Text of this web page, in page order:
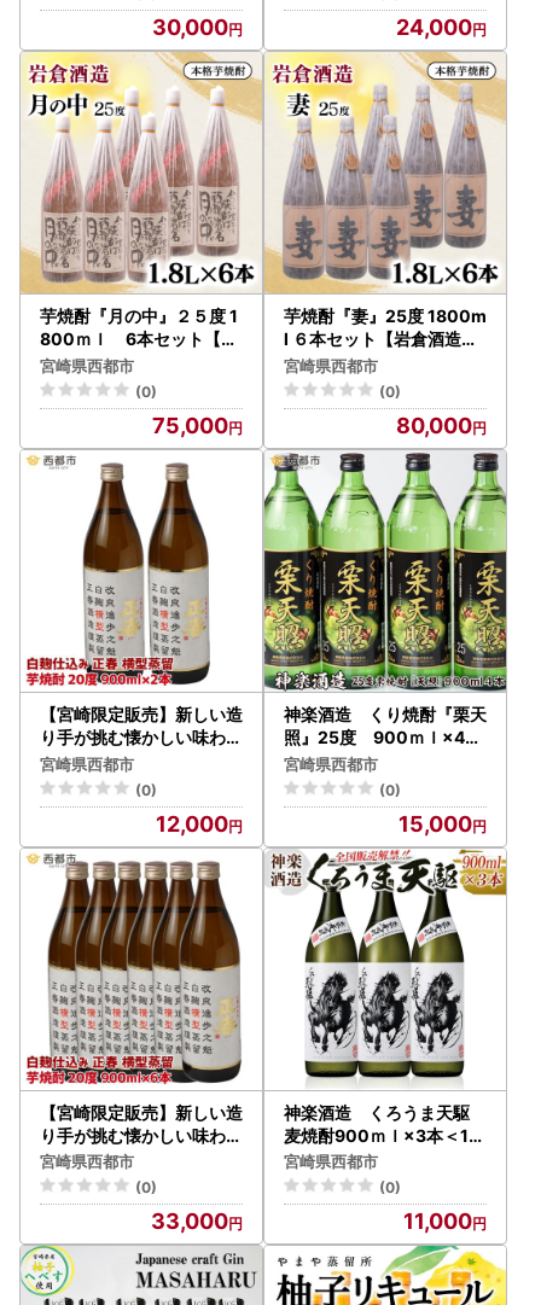
30,000 24,000
芋焼酎『月の中』２５度 1
800ｍｌ 6本セット【岩
倉酒造】<7-40a＞
宮崎県西都市
(0)
75,000
芋焼酎『妻』25度 1800m
l ６本セット【岩倉酒造】
＜7-41a＞
宮崎県西都市
(0)
80,000
【宮崎限定販売】新しい造
り手が挑む懐かしい味わい
の芋焼酎「白麹仕込み 正
春 横型蒸留」20度900ml
2本＜7-9a＞
宮崎県西都市
(0)
12,000
神楽酒造 くり焼酎『栗天
照』25度 900ｍｌ×4本
＜23-12a＞
宮崎県西都市
(0)
15,000
【宮崎限定販売】新しい造
り手が挑む懐かしい味わい
の芋焼酎「白麹仕込み 正
春 横型蒸留」20度900ml
6本＜7-10a＞
宮崎県西都市
(0)
33,000
神楽酒造 くろうま天駆
麦焼酎900ｍｌ×3本＜18
-41a＞
宮崎県西都市
(0)
11,000